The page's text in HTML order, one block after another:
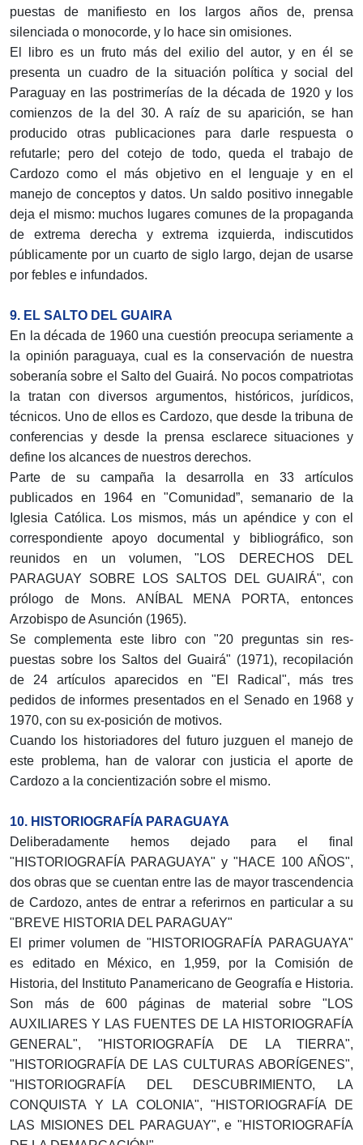
puestas de manifiesto en los largos años de, prensa
silenciada o monocorde, y lo hace sin omisiones.
El libro es un fruto más del exilio del autor, y en él se
presenta un cuadro de la situación política y social del
Paraguay en las postrimerías de la década de 1920 y los
comienzos de la del 30. A raíz de su aparición, se han
producido otras publicaciones para darle respuesta o
refutarle; pero del cotejo de todo, queda el trabajo de
Cardozo como el más objetivo en el lenguaje y en el
manejo de conceptos y datos. Un saldo positivo innegable
deja el mismo: muchos lugares comunes de la propaganda
de extrema derecha y extrema izquierda, indiscutidos
públicamente por un cuarto de siglo largo, dejan de usarse
por febles e infundados.
9. EL SALTO DEL GUAIRA
En la década de 1960 una cuestión preocupa seriamente a
la opinión paraguaya, cual es la conservación de nuestra
soberanía sobre el Salto del Guairá. No pocos compatriotas
la tratan con diversos argumentos, históricos, jurídicos,
técnicos. Uno de ellos es Cardozo, que desde la tribuna de
conferencias y desde la prensa esclarece situaciones y
define los alcances de nuestros derechos.
Parte de su campaña la desarrolla en 33 artículos
publicados en 1964 en "Comunidad”, semanario de la
Iglesia Católica. Los mismos, más un apéndice y con el
correspondiente apoyo documental y bibliográfico, son
reunidos en un volumen, "LOS DERECHOS DEL
PARAGUAY SOBRE LOS SALTOS DEL GUAIRÁ", con
prólogo de Mons. ANÍBAL MENA PORTA, entonces
Arzobispo de Asunción (1965).
Se complementa este libro con "20 preguntas sin res-
puestas sobre los Saltos del Guairá" (1971), recopilación
de 24 artículos aparecidos en "El Radical", más tres
pedidos de informes presentados en el Senado en 1968 y
1970, con su ex-posición de motivos.
Cuando los historiadores del futuro juzguen el manejo de
este problema, han de valorar con justicia el aporte de
Cardozo a la concientización sobre el mismo.
10. HISTORIOGRAFÍA PARAGUAYA
Deliberadamente hemos dejado para el final
"HISTORIOGRAFÍA PARAGUAYA" y "HACE 100 AÑOS",
dos obras que se cuentan entre las de mayor trascendencia
de Cardozo, antes de entrar a referirnos en particular a su
"BREVE HISTORIA DEL PARAGUAY"
El primer volumen de "HISTORIOGRAFÍA PARAGUAYA"
es editado en México, en 1,959, por la Comisión de
Historia, del Instituto Panamericano de Geografía e Historia.
Son más de 600 páginas de material sobre "LOS
AUXILIARES Y LAS FUENTES DE LA HISTORIOGRAFÍA
GENERAL", "HISTORIOGRAFÍA DE LA TIERRA",
"HISTORIOGRAFÍA DE LAS CULTURAS ABORÍGENES",
"HISTORIOGRAFÍA DEL DESCUBRIMIENTO, LA
CONQUISTA Y LA COLONIA", "HISTORIOGRAFÍA DE
LAS MISIONES DEL PARAGUAY", e "HISTORIOGRAFÍA